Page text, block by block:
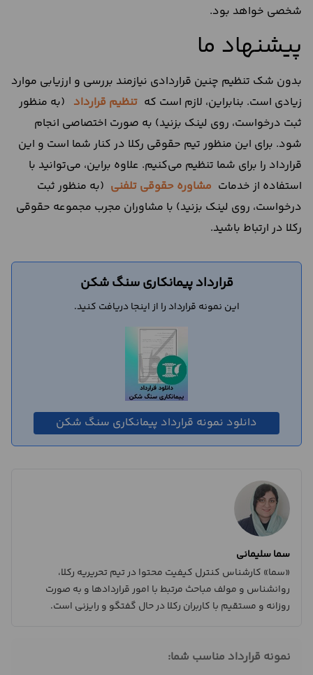
شخصی خواهد بود.
پیشنهاد ما
بدون شک تنظیم چنین قراردادی نیازمند بررسی و ارزیابی موارد
زیادی است. بنابراین، لازم است که تنظیم قرارداد (به منظور
ثبت درخواست، روی لینک بزنید) به صورت اختصاصی انجام
شود. برای این منظور تیم حقوقی رکلا در کنار شما است و این
قرارداد را برای شما تنظیم می‌کنیم. علاوه براین، می‌توانید با
استفاده از خدمات مشاوره حقوقی تلفنی (به منظور ثبت
درخواست، روی لینک بزنید) با مشاوران مجرب مجموعه حقوقی
رکلا در ارتباط باشید.
قرارداد پیمانکاری سنگ شکن
این نمونه قرارداد را از اینجا دریافت کنید.
دانلود نمونه قرارداد پیمانکاری سنگ شکن
سما سلیمانی
«سما» کارشناس کنترل کیفیت محتوا در تیم تحریریه رکلا،
روانشناس و مولف مباحث مرتبط با امور قراردادها و به صورت
روزانه و مستقیم با کاربران رکلا در حال گفتگو و رایزنی است.
نمونه قرارداد مناسب شما: